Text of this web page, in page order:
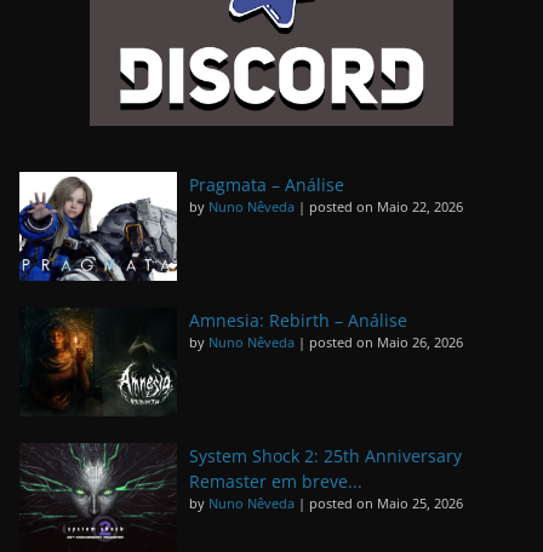
Pragmata – Análise
by Nuno Nêveda | posted on Maio 22, 2026
Amnesia: Rebirth – Análise
by Nuno Nêveda | posted on Maio 26, 2026
System Shock 2: 25th Anniversary
Remaster em breve...
by Nuno Nêveda | posted on Maio 25, 2026